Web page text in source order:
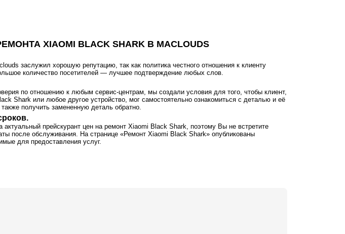
XIAOMI BLACK SHARK В MACLOUDS
заслужил хорошую репутацию, так как политика честного отношения к клиенту
количество посетителей — лучшее подтверждение любых слов.
по отношению к любым сервис-центрам, мы создали условия для того, чтобы клиент,
Shark или любое другое устройство, мог самостоятельно ознакомиться с деталью и её
получить замененную деталь обратно.
актуальный прейскурант цен на ремонт Xiaomi Black Shark, поэтому Вы не встретите
после обслуживания. На странице «Ремонт Xiaomi Black Shark» опубликованы
для предоставления услуг.